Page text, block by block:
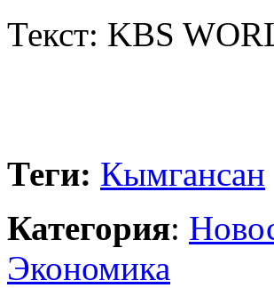
Текст: KBS
Теги: Кымгансан
Категория:
Экономика